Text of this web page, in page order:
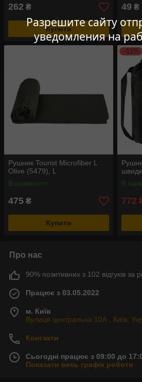
Разрешите сайту
уведомления на
262 ₴
Купити
49 ₴
Рушник Tourist Microfiber L
Olive (5479), L
В наявності
475 ₴
Купити
–11%
В
772
Про нас
90% позитивних з 102 відгуків за
Працює з 03.05.2022
м. Київ
Вулиця центральна 10А , Київ,
Контакти
Сьогодні працює з 09:00 до
Показати весь графік роботи